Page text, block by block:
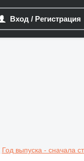
Вход / Регистрация
Год выпуска - сначала